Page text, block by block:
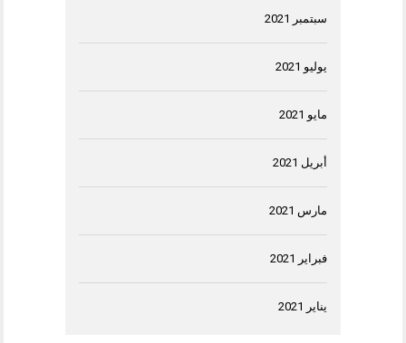
سبتمبر 2021
يوليو 2021
مايو 2021
أبريل 2021
مارس 2021
فبراير 2021
يناير 2021